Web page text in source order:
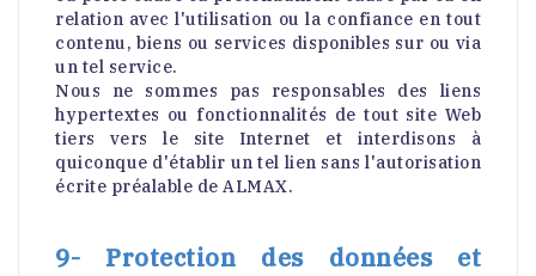
relation avec l'utilisation ou la confiance en tout
contenu, biens ou services disponibles sur ou via
un tel service.
Nous ne sommes pas responsables des liens
hypertextes ou fonctionnalités de tout site Web
tiers vers le site Internet et interdisons à
quiconque d'établir un tel lien sans l'autorisation
écrite préalable de ALMAX.
9- Protection des données et